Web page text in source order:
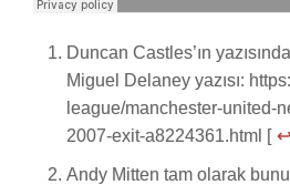
Duncan Castles’ın
Miguel Delaney yazısı:
league/manchester-united-
2007-exit-a8224361.html [ ↩
Andy Mitten tam olarak